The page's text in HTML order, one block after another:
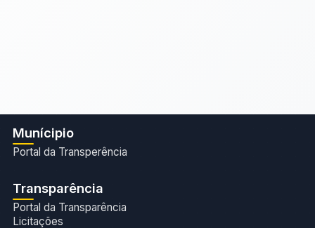
Munícipio
Portal da Transperência
Transparência
Portal da Transparência
Licitações